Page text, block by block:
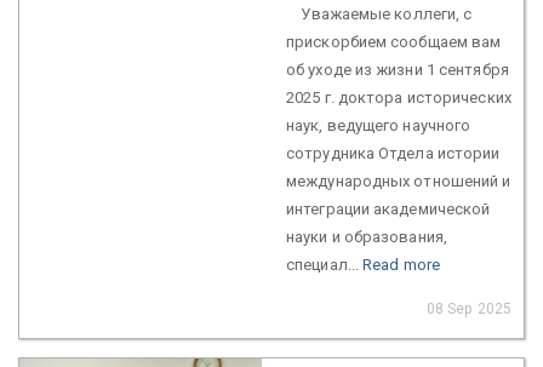
Уважаемые коллеги, с
прискорбием сообщаем вам
об уходе из жизни 1 сентября
2025 г. доктора исторических
наук, ведущего научного
сотрудника Отдела истории
международных отношений и
интеграции академической
науки и образования,
специал...Read more
08 Sep 2025